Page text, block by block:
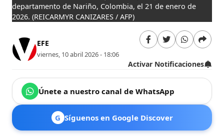
departamento de Nariño, Colombia, el 21 de enero de
2026. (REICARMYR CANIZARES / AFP)
EFE
viernes, 10 abril 2026 - 18:06
Activar Notificaciones
Únete a nuestro canal de WhatsApp
G Síguenos en Google Discover